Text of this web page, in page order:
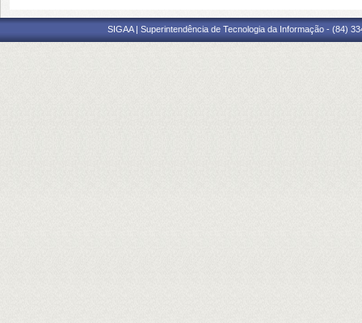
SIGAA | Superintendência de Tecnologia da Informação - (84)